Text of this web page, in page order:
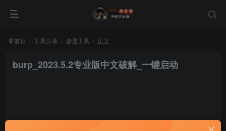
首页 工具分享 渗透工具 正文
burp_2023.5.2专业版中文破解_一键启动